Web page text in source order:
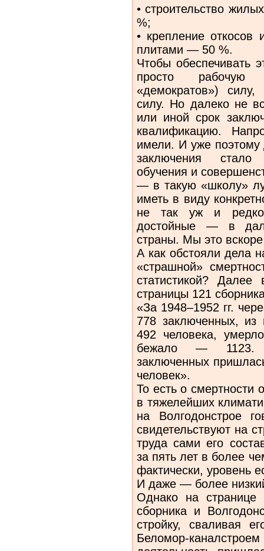
• строительство
%;
• крепление откосов
плитами — 50 %.
Чтобы обеспечивать
просто
«демократов»)
силу. Но далеко не
или иной срок
квалификацию.
имели. И уже поэтому
заключения стало
обучения и
— в такую «школу»
иметь в виду
не так уж и
достойные — в
страны. Мы это
А как обстояли дела
«страшной»
статистикой?
страницы 121
«За 1948–1952 гг.
778 заключенных,
492 человека,
бежало — 1123.
заключенных
человек».
То есть о смертности
в тяжелейших
на Волгодонстрое
свидетельствуют на
труда сами его
за пять лет в более
фактически, уровень
И даже — более
Однако на странице
сборника и
стройку, сваливая
Беломор-